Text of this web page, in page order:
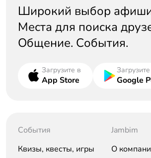
Широкий выбор
Места для поиска
Общение. События.
Загрузите в
App Store Google
События
Квизы, квесты, игры
Jambim
О